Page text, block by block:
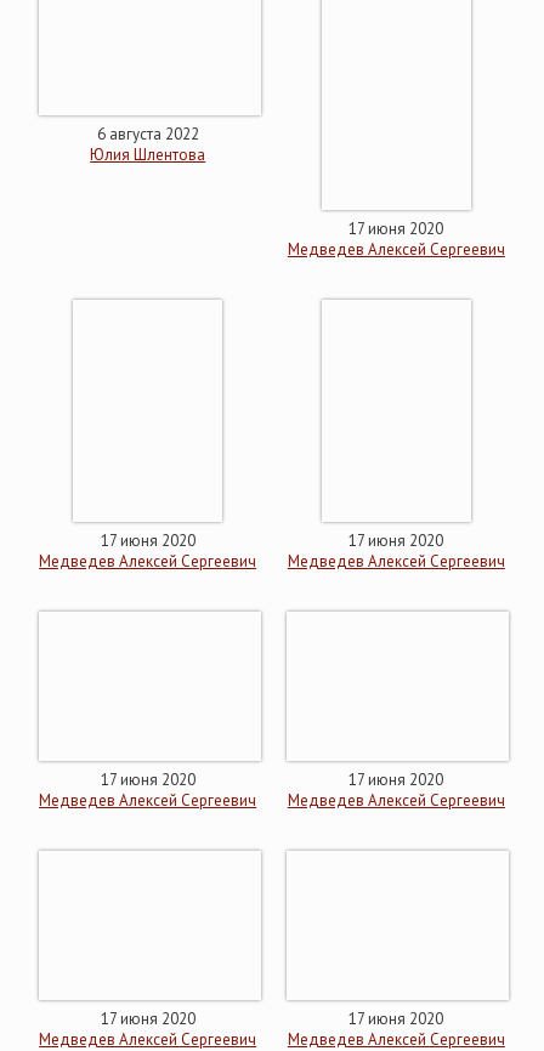
6 августа 2022
Юлия Шлентова
17 июня 2020
Медведев Алексей Сергеевич
17 июня 2020
Медведев Алексей Сергеевич
17 июня 2020
Медведев Алексей Сергеевич
17 июня 2020
Медведев Алексей Сергеевич
17 июня 2020
Медведев Алексей Сергеевич
17 июня 2020
Медведев Алексей Сергеевич
17 июня 2020
Медведев Алексей Сергеевич